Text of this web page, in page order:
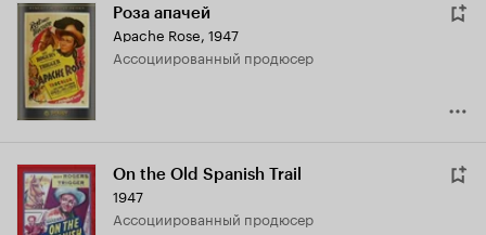
Роза апачей
Apache Rose, 1947
ассоциированный продюсер
On the Old Spanish Trail
1947
ассоциированный продюсер